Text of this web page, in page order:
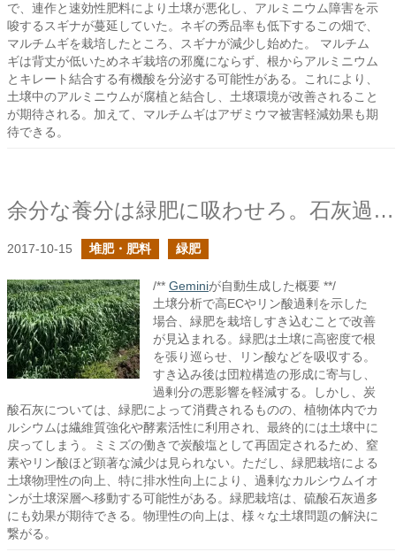
で、連作と速効性肥料により土壌が悪化し、アルミニウム障害を示
唆するスギナが蔓延していた。ネギの秀品率も低下するこの畑で、
マルチムギを栽培したところ、スギナが減少し始めた。 マルチム
ギは背丈が低いためネギ栽培の邪魔にならず、根からアルミニウム
とキレート結合する有機酸を分泌する可能性がある。これにより、
土壌中のアルミニウムが腐植と結合し、土壌環境が改善されること
が期待される。加えて、マルチムギはアザミウマ被害軽減効果も期
待できる。
余分な養分は緑肥に吸わせろ。石灰過多の場合
2017-10-15 堆肥・肥料 緑肥
/** Geminiが自動生成した概要 **/
土壌分析で高ECやリン酸過剰を示した
場合、緑肥を栽培しすき込むことで改善
が見込まれる。緑肥は土壌に高密度で根
を張り巡らせ、リン酸などを吸収する。
すき込み後は団粒構造の形成に寄与し、
過剰分の悪影響を軽減する。しかし、炭
酸石灰については、緑肥によって消費されるものの、植物体内でカ
ルシウムは繊維質強化や酵素活性に利用され、最終的には土壌中に
戻ってしまう。ミミズの働きで炭酸塩として再固定されるため、窒
素やリン酸ほど顕著な減少は見られない。ただし、緑肥栽培による
土壌物理性の向上、特に排水性向上により、過剰なカルシウムイオ
ンが土壌深層へ移動する可能性がある。緑肥栽培は、硫酸石灰過多
にも効果が期待できる。物理性の向上は、様々な土壌問題の解決に
繋がる。